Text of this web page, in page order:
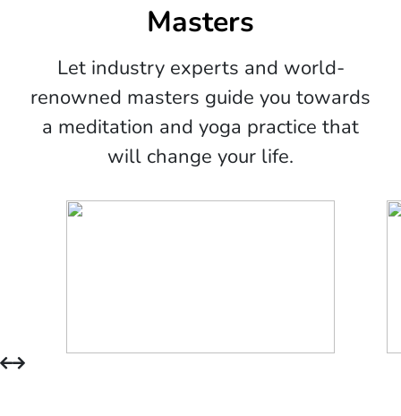
Masters
Let industry experts and world-
renowned masters guide you towards
a meditation and yoga practice that
will change your life.